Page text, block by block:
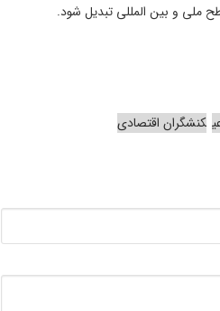
ملی و بین المللی تبدیل شود.
کنشگران اقتصادی